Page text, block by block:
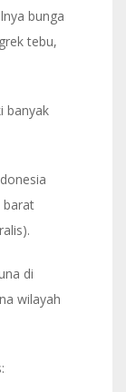
bunga
tebu,
banyak
barat
di
wilayah